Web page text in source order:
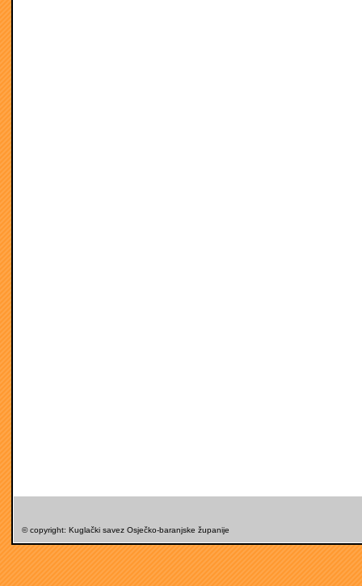
© copyright: Kuglački savez Osječko-baranjske županije